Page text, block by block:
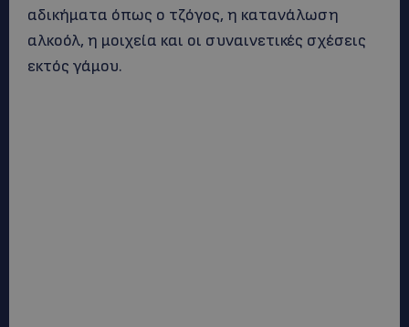
αδικήματα όπως ο τζόγος, η κατανάλωση
αλκοόλ, η μοιχεία και οι συναινετικές σχέσεις
εκτός γάμου.